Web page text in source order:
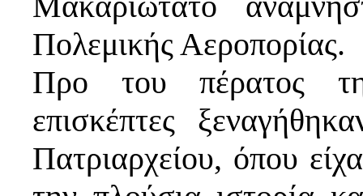
Πολεμικής Αεροπορίας.
Προ του πέρατος
επισκέπτες
Πατριαρχείου, όπου